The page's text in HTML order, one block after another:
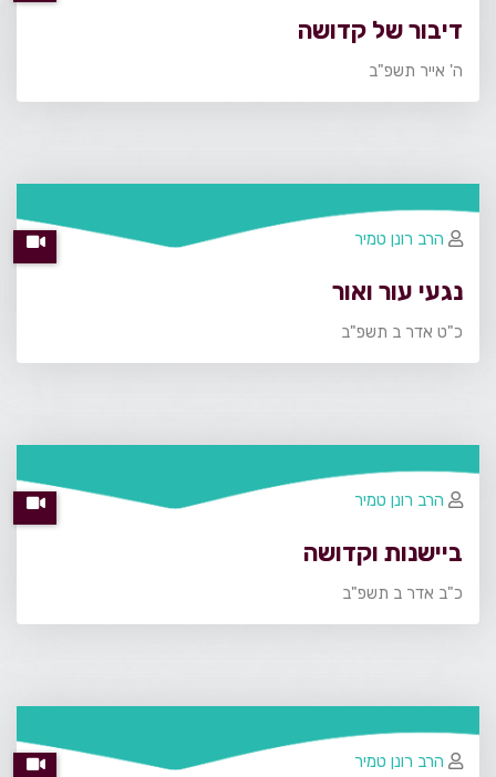
דיבור של קדושה
ה' אייר תשפ"ב
נגעי עור ואור
כ"ט אדר ב תשפ"ב
הרב רונן טמיר
ביישנות וקדושה
כ"ב אדר ב תשפ"ב
הרב רונן טמיר
הרב רונן טמיר